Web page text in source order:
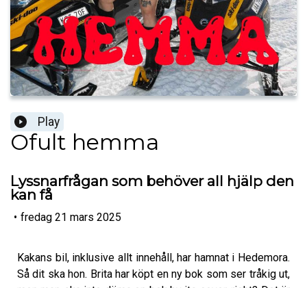
Play
Ofult hemma
Lyssnarfrågan som behöver all hjälp den
kan få
• fredag 21 mars 2025
Kakans bil, inklusive allt innehåll, har hamnat i Hedemora.
Så dit ska hon. Brita har köpt en ny bok som ser tråkig ut,